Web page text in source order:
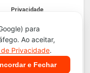
para
Ao aceitar,
Privacidade.
e Fechar
Privacidade
LGPD
Apoie!